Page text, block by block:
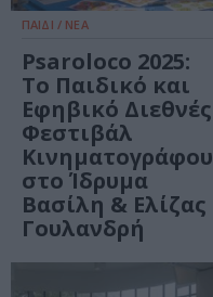
ΠΑΙΔΙ / ΝΕΑ
Psaroloco 2025:
Το Παιδικό και
Εφηβικό Διεθνές
Φεστιβάλ
Κινηματογράφου
στο Ίδρυμα
Βασίλη & Ελίζας
Γουλανδρή